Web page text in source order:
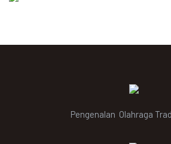
Pengenalan Olahraga